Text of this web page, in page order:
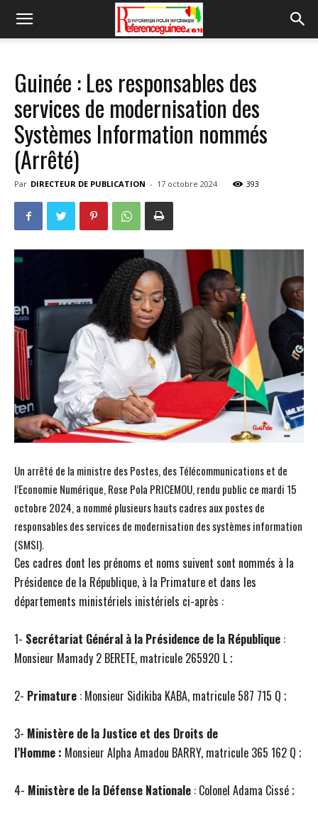
Guinée : Les responsables des
services de modernisation des
Systèmes Information nommés
(Arrêté)
Par DIRECTEUR DE PUBLICATION - 17 octobre 2024 393
Un arrêté de la ministre des Postes, des Télécommunications et de
l’Economie Numérique, Rose Pola PRICEMOU, rendu public ce mardi 15
octobre 2024, a nommé plusieurs hauts cadres aux postes de
responsables des services de modernisation des systèmes information
(SMSI).
Ces cadres dont les prénoms et noms suivent sont nommés à la
Présidence de la République, à la Primature et dans les
départements ministériels inistériels ci-après :
1- Secrétariat Général à la Présidence de la République :
Monsieur Mamady 2 BERETE, matricule 265920 L ;
2- Primature : Monsieur Sidikiba KABA, matricule 587 715 Q ;
3- Ministère de la Justice et des Droits de
l’Homme : Monsieur Alpha Amadou BARRY, matricule 365 162 Q ;
4- Ministère de la Défense Nationale : Colonel Adama Cissé ;